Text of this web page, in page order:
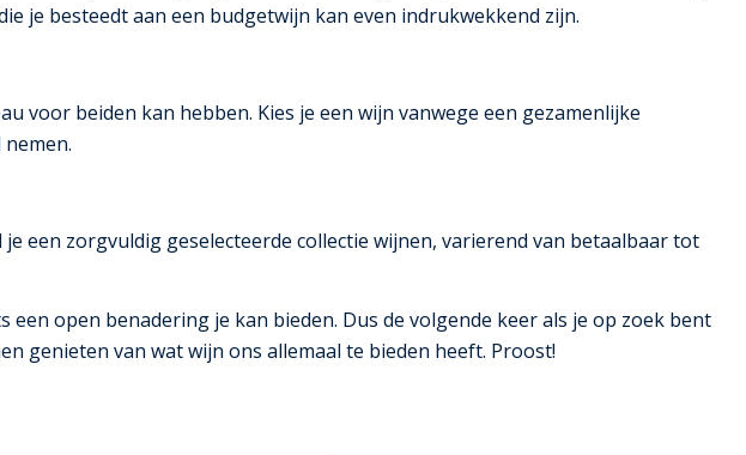
je besteedt aan een budgetwijn kan even indrukwekkend zijn.
voor beiden kan hebben. Kies je een wijn vanwege een gezamenlijke
een zorgvuldig geselecteerde collectie wijnen, varierend van betaalbaar tot
open benadering je kan bieden. Dus de volgende keer als je op zoek bent
genieten van wat wijn ons allemaal te bieden heeft. Proost!